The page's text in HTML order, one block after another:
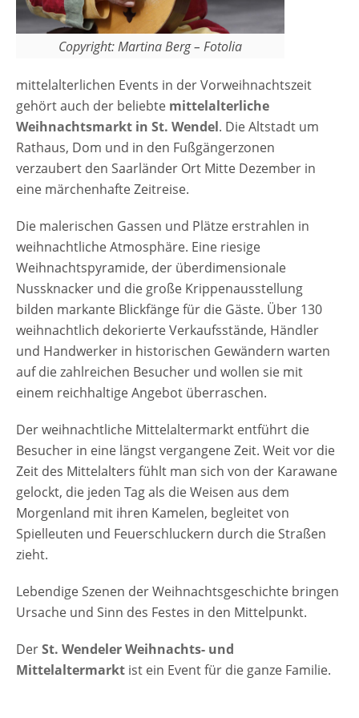
Copyright: Martina Berg – Fotolia
mittelalterlichen Events in der Vorweihnachtszeit
gehört auch der beliebte mittelalterliche
Weihnachtsmarkt in St. Wendel. Die Altstadt um
Rathaus, Dom und in den Fußgängerzonen
verzaubert den Saarländer Ort Mitte Dezember in
eine märchenhafte Zeitreise.
Die malerischen Gassen und Plätze erstrahlen in
weihnachtliche Atmosphäre. Eine riesige
Weihnachtspyramide, der überdimensionale
Nussknacker und die große Krippenausstellung
bilden markante Blickfänge für die Gäste. Über 130
weihnachtlich dekorierte Verkaufsstände, Händler
und Handwerker in historischen Gewändern warten
auf die zahlreichen Besucher und wollen sie mit
einem reichhaltige Angebot überraschen.
Der weihnachtliche Mittelaltermarkt entführt die
Besucher in eine längst vergangene Zeit. Weit vor die
Zeit des Mittelalters fühlt man sich von der Karawane
gelockt, die jeden Tag als die Weisen aus dem
Morgenland mit ihren Kamelen, begleitet von
Spielleuten und Feuerschluckern durch die Straßen
zieht.
Lebendige Szenen der Weihnachtsgeschichte bringen
Ursache und Sinn des Festes in den Mittelpunkt.
DerSt. Wendeler Weihnachts- und
Mittelaltermarkt ist ein Event für die ganze Familie.